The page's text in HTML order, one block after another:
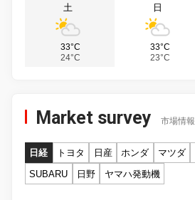
土
33°C
24°C
日
33°C
23°C
Market survey 市場情報
日経 トヨタ 日産 ホンダ マツダ
SUBARU
日野 ヤマハ発動機